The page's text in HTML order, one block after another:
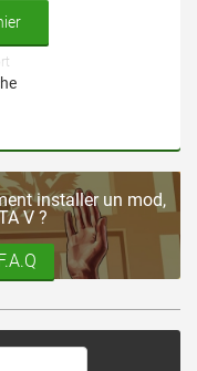
installer un mod,
V ?